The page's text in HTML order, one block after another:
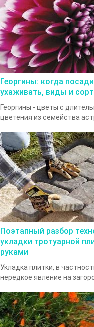
Георгины: когда
ухаживать, виды и
Георгины - цветы с
цветения из семейства
Поэтапный разбор
укладки тротуарной
руками
Укладка плитки, в
нередкое явление на